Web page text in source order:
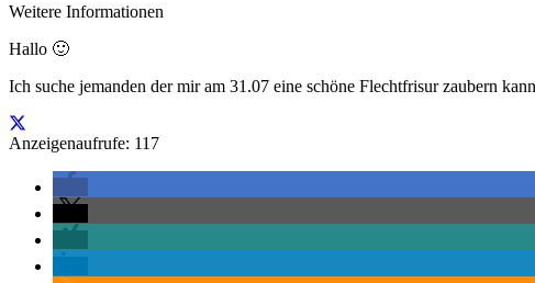
Weitere Informationen
Hallo 🙂
Ich suche jemanden der mir am 31.07 eine schöne Flechtfrisur zaubern
Anzeigenaufrufe: 117